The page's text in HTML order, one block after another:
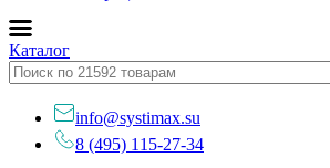
Каталог
info@systimax.su
8 (495) 115-27-34